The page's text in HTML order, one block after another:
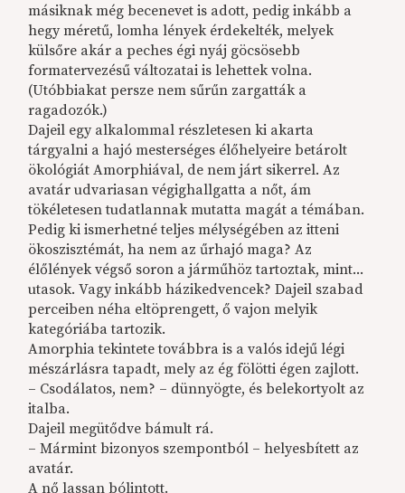
másiknak még becenevet is adott, pedig inkább a
hegy méretű, lomha lények érdekelték, melyek
külsőre akár a peches égi nyáj göcsösebb
formatervezésű változatai is lehettek volna.
(Utóbbiakat persze nem sűrűn zargatták a
ragadozók.)
Dajeil egy alkalommal részletesen ki akarta
tárgyalni a hajó mesterséges élőhelyeire betárolt
ökológiát Amorphiával, de nem járt sikerrel. Az
avatár udvariasan végighallgatta a nőt, ám
tökéletesen tudatlannak mutatta magát a témában.
Pedig ki ismerhetné teljes mélységében az itteni
ökoszisztémát, ha nem az űrhajó maga? Az
élőlények végső soron a járműhöz tartoztak, mint...
utasok. Vagy inkább házikedvencek? Dajeil szabad
perceiben néha eltöprengett, ő vajon melyik
kategóriába tartozik.
Amorphia tekintete továbbra is a valós idejű légi
mészárlásra tapadt, mely az ég fölötti égen zajlott.
– Csodálatos, nem? – dünnyögte, és belekortyolt az
italba.
Dajeil megütődve bámult rá.
– Mármint bizonyos szempontból – helyesbített az
avatár.
A nő lassan bólintott.